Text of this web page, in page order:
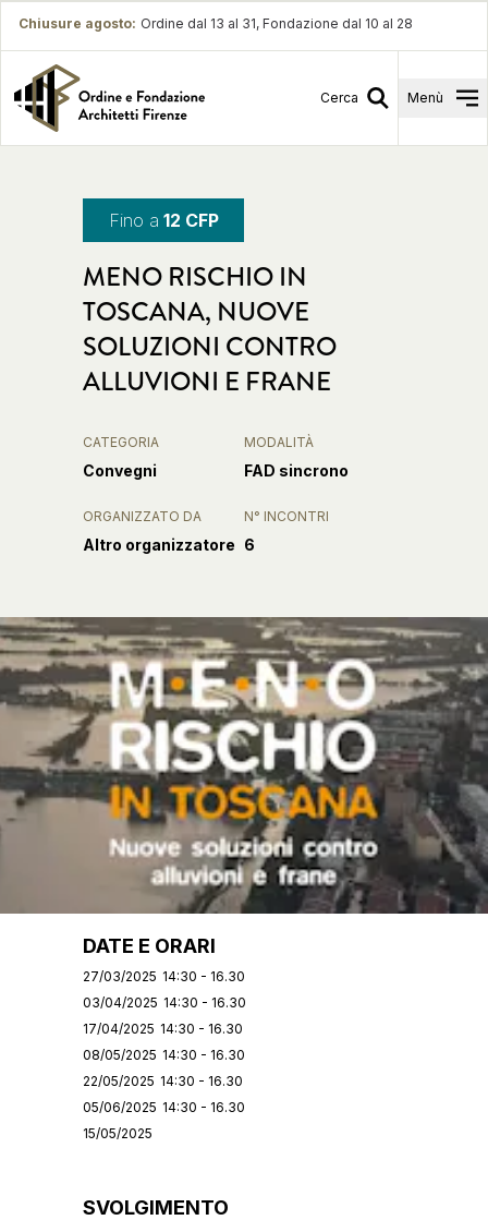
Chiusure agosto: Ordine dal 13 al 31, Fondazione dal 10 al 28
Cerca Menù
Fino a 12 CFP
MENO RISCHIO IN
TOSCANA, NUOVE
SOLUZIONI CONTRO
ALLUVIONI E FRANE
CATEGORIA
Convegni
MODALITÀ
FAD sincrono
ORGANIZZATO DA
Altro organizzatore
N° INCONTRI
6
DATE E ORARI
27/03/2025 14:30 - 16.30
03/04/2025 14:30 - 16.30
17/04/2025 14:30 - 16.30
08/05/2025 14:30 - 16.30
22/05/2025 14:30 - 16.30
05/06/2025 14:30 - 16.30
15/05/2025
SVOLGIMENTO